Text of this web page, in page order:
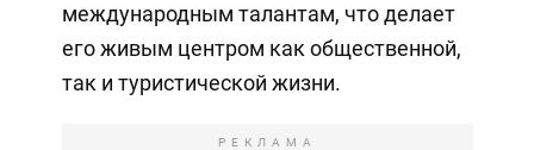
международным талантам, что делает
его живым центром как общественной,
так и туристической жизни.
РЕКЛАМА